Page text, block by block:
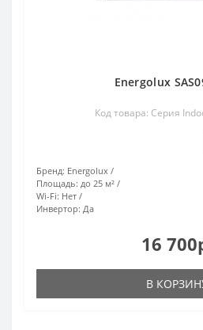
Energolux
Код товара: Серия
Бренд: Energolux
Площадь: до 25 м²
Wi-Fi: Нет
Инвертор: Да
16
В